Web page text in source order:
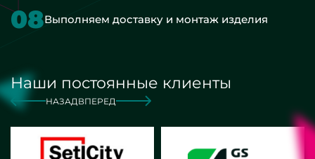
08Выполняем доставку и монтаж изделия
Наши постоянные клиенты
НАЗАД ВПЕРЕД